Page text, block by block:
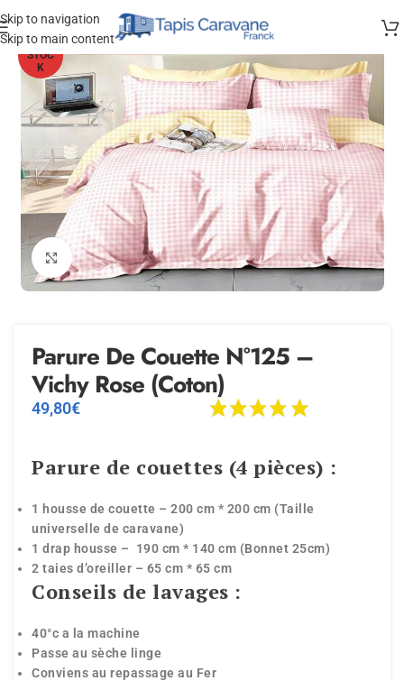
Skip to navigation
Skip to main content
HORS
STOC
K
Agrandir
Parure De Couette N°125 –
Vichy Rose (Coton)
49,80€
Parure de couettes (4 pièces) :
1 housse de couette – 200 cm * 200 cm (Taille
universelle de caravane)
1 drap housse – 190 cm * 140 cm (Bonnet 25cm)
2 taies d’oreiller – 65 cm * 65 cm
Conseils de lavages :
40°c a la machine
Passe au sèche linge
Conviens au repassage au Fer